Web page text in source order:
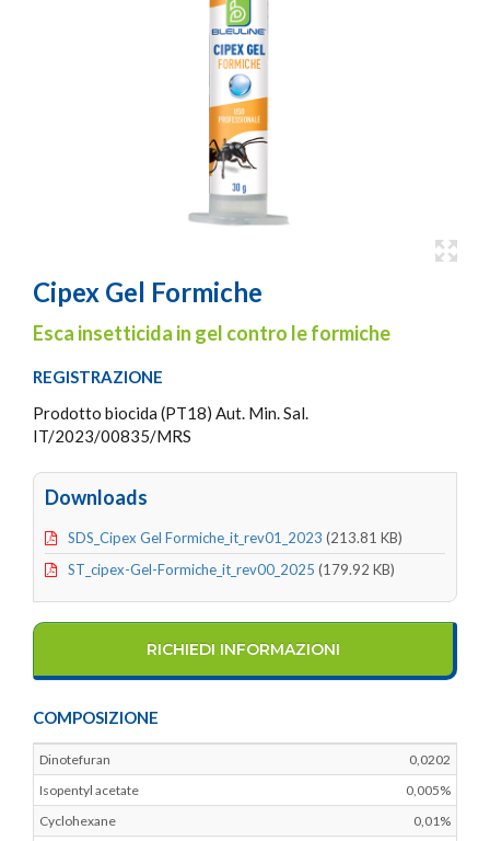
Cipex Gel Formiche
Esca insetticida in gel contro le formiche
REGISTRAZIONE
Prodotto biocida (PT18) Aut. Min. Sal.
IT/2023/00835/MRS
Downloads
SDS_Cipex Gel Formiche_it_rev01_2023 (213.81 KB)
ST_cipex-Gel-Formiche_it_rev00_2025 (179.92 KB)
RICHIEDI INFORMAZIONI
COMPOSIZIONE
Dinotefuran
0,0202
Isopentyl acetate
0,005%
Cyclohexane
0,01%